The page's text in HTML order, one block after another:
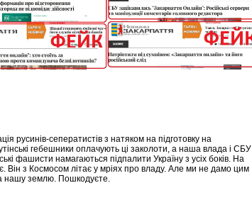
русинів-сеператистів з натяком на підготовку на
гебешники оплачують ці заколоти, а наша влада і СБУ
фашисти намагаються підпалити Україну з усіх боків. На
Він з Космосом літає у мріях про владу. Але ми не дамо цим
нашу землю. Пошкодуєте.